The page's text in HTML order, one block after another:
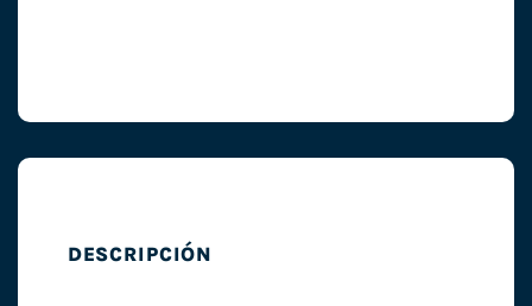
DESCRIPCIÓN